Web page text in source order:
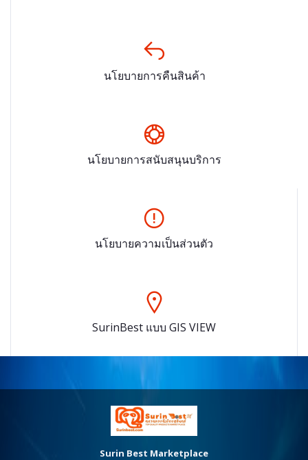
นโยบายการคืนสินค้า
นโยบายการสนับสนุนบริการ
นโยบายความเป็นส่วนตัว
SurinBest แบบ GIS VIEW
Surin Best Marketplace